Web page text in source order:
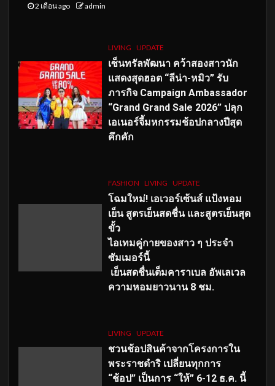
2 เดือน ago admin
LIVING UPDATE
เซ็นทรัลพัฒนา คว้าสองสาวนัก
แสดงสุดฮอต “ลีน่า-หมิว” รับ
ภารกิจ Campaign Ambassador
“Grand Grand Sale 2026” ปลุก
เอเนอร์จี้มหกรรมช้อปกลางปีสุด
คึกคัก
FASHION LIVING UPDATE
โฉมใหม่! เอเวอร์เซ้นส์ แป้งหอม
เย็น สูตรเย็นสดชื่น และสูตรเย็นสุด
ขั้ว
ไอเทมคู่กายของสาว ๆ ประจำ
ซัมเมอร์นี้
เย็นสดชื่นเต็มคาราเบล อัพเลเวล
ความหอมยาวนาน 8 ชม.
LIVING UPDATE
ชวนช้อปสินค้าจากโครงการใน
พระราชดำริ เปลี่ยนทุกการ
“ช้อป” เป็นการ “ให้” 6-12 ธ.ค. นี้